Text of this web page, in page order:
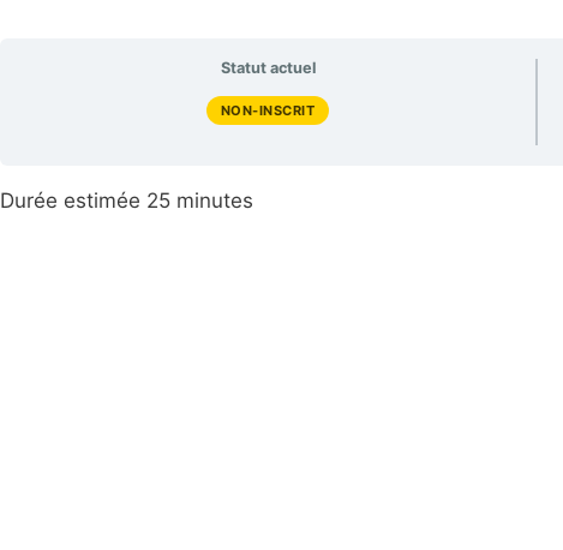
Statut actuel
NON-INSCRIT
Durée estimée 25 minutes